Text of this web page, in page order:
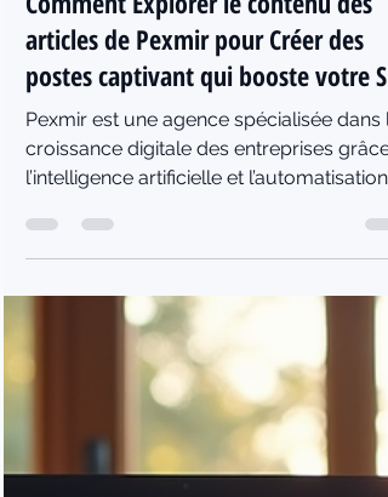
Pexmir Edition
il y a 1 jour
4 min de lecture
Comment Explorer le contenu des
articles de Pexmir pour Créer des
postes captivant qui booste votre
Pexmir est une agence spécialisée dans
croissance digitale des entreprises grâce
l’intelligence artificielle et l’automatisation.
Son blog est une ressource précieuse
pour les professionnels qui souhaitent
comprendre et appliquer ces
pour améliorer leur présence en ligne.
L’objectif principal du blog est